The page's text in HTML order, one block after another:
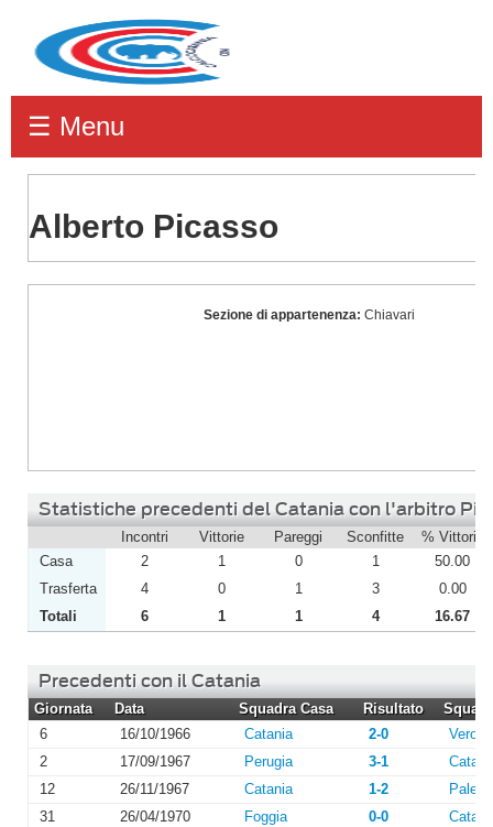
☰ Menu
Alberto Picasso
Picasso
Sezione di appartenenza: Chiavari
Statistiche precedenti del Catania con l'arbitro
Incontri Vittorie Pareggi Sconfitte % Vittorie
Casa
2 1 0 1
50.00
Trasferta
4 0 1 3
0.00
Totali
6 1 1 4 16.67
Precedenti con il Catania
Giornata Data Squadra Casa Risultato
6
16/10/1966 Catania 2-0
Verona
2
17/09/1967 Perugia 3-1
12
26/11/1967 Catania 1-2
31
26/04/1970 Foggia 0-0